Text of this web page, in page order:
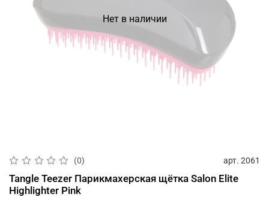
Нет в наличии
(0) арт. 2061
Tangle Teezer Парикмахерская щётка Salon Elite
Highlighter Pink